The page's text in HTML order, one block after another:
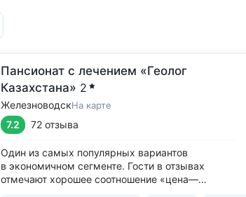
Пансионат с лечением «Геолог
Казахстана» 2
ЖелезноводскНа карте
7.2 72 отзыва
Один из самых популярных вариантов
в экономичном сегменте. Гости в отзывах
отмечают хорошее соотношение «цена—